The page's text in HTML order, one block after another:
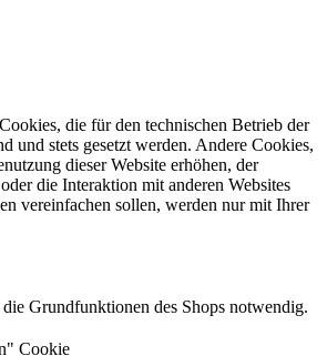
die für den technischen Betrieb der
und stets gesetzt werden. Andere Cookies,
dieser Website erhöhen, der
die Interaktion mit anderen Websites
vereinfachen sollen, werden nur mit Ihrer
Grundfunktionen des Shops notwendig.
Cookie